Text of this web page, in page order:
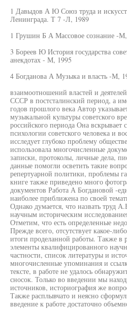
1 Давыдов А Ю Союз труда и
Ленинграда. Т 7 -Л, 1989
1 Грушин Б А Массовое сознание -
3 Бореев Ю История государства
анекдотах - М, 1995
4 Богданова А Музыка и власть -М,
взаимоотношений властей и
СССР в постсталинский период, а
годов прошлого века Автор
музыкальной культуры советского
российского периода Она вскрывает
психологии советского человека и
исследует глубоко проблему
использовала многочисленные
записки, протоколы, личные дела,
данные помогли осветить такие
репертуарной политики, проблемы
книге также приведено много
документов Работа А Богдановой -
наиболее приближена по своей
Однако думается, что назвать труд
научным историческим
Отметим, что есть определенные
Прежде всего, отсутствует какое-
итоги проделанной работы. Также в
элементы квалифицированного
частности, список литературы и
многочисленные упоминания и
тексте, в работе не удалось
сносок. Только во введении мы
источников, историография же
Также расплывчато и неясно
введение к работе достаточно